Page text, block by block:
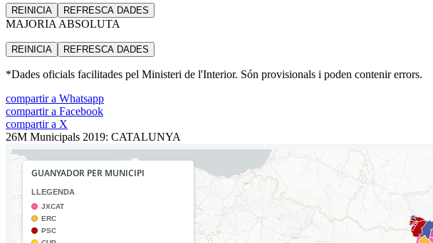
REINICIA REFRESCA DADES
MAJORIA ABSOLUTA
REINICIA REFRESCA DADES
*Dades oficials facilitades pel Ministeri de l'Interior. Són provisionals i poden contenir errors.
compartir a Whatsapp
compartir a Facebook
compartir a X
26M Municipals 2019: CATALUNYA